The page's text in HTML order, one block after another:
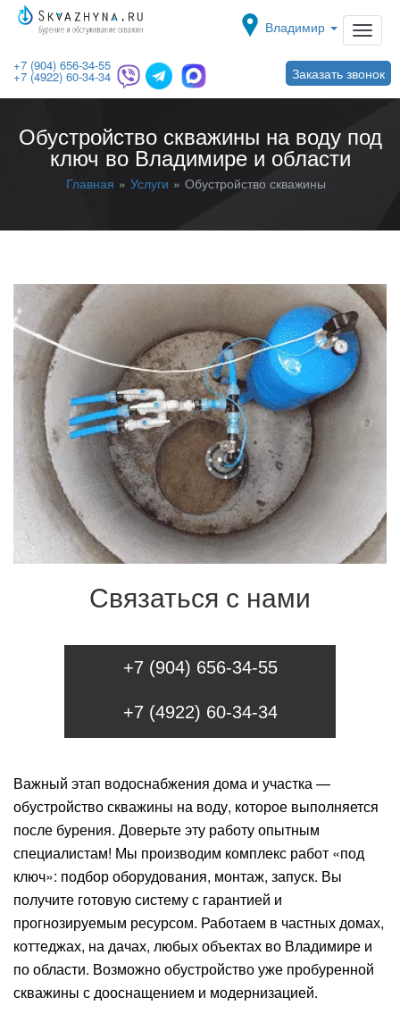
+7 (904) 656-34-55
+7 (4922) 60-34-34
Toggle
Заказать звонок
Владимир
Обустройство скважины на воду под
ключ во Владимире и области
Главная Услуги Обустройство скважины
Связаться с нами
+7 (904) 656-34-55
+7 (4922) 60-34-34
Важный этап водоснабжения дома и участка —
обустройство скважины на воду, которое выполняется
после бурения. Доверьте эту работу опытным
специалистам! Мы производим комплекс работ «под
ключ»: подбор оборудования, монтаж, запуск. Вы
получите готовую систему с гарантией и
прогнозируемым ресурсом. Работаем в частных домах,
коттеджах, на дачах, любых объектах во Владимире и
по области. Возможно обустройство уже пробуренной
скважины с дооснащением и модернизацией.